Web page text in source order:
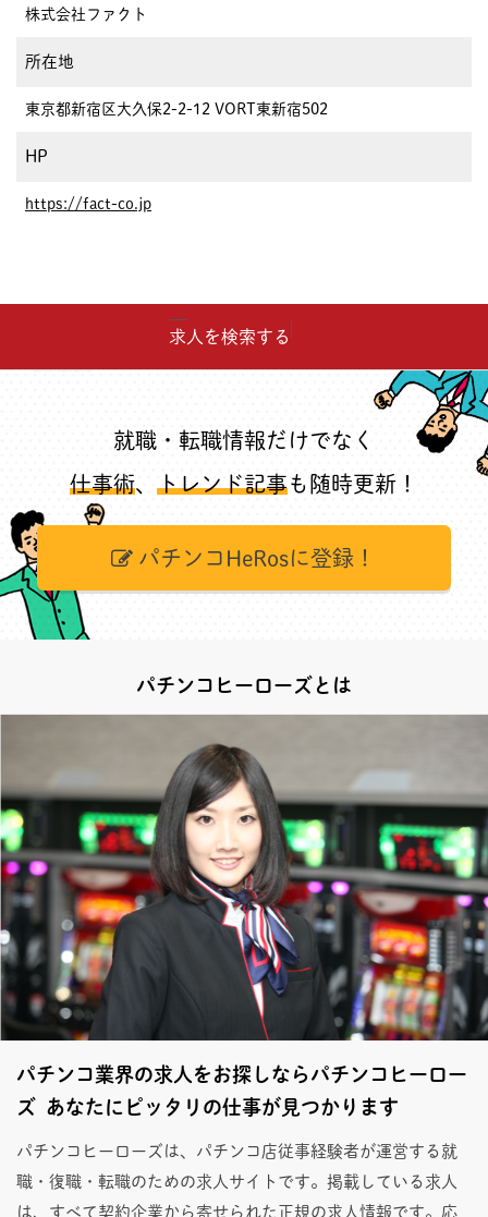
株式会社ファクト
所在地
東京都新宿区大久保2-2-12 VORT東新宿502
HP
https://fact-co.jp
求人を検索する
就職・転職情報だけでなく
仕事術、 トレンド記事も随時更新！
パチンコHeRosに登録！
パチンコヒーローズとは
パチンコ業界の求人をお探しならパチンコヒーロー
ズ あなたにピッタリの仕事が見つかります
パチンコヒーローズは、パチンコ店従事経験者が運営する就
職・復職・転職のための求人サイトです。掲載している求人
は、すべて契約企業から寄せられた正規の求人情報です。応